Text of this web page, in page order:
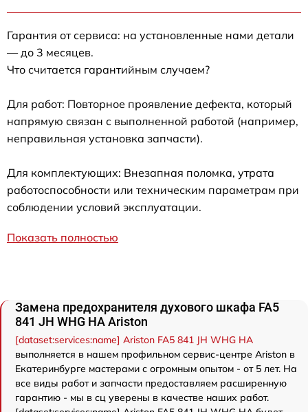
Гарантия от сервиса: на установленные нами детали
— до 3 месяцев.
Что считается гарантийным случаем?
Для работ: Повторное проявление дефекта, который
напрямую связан с выполненной работой (например,
неправильная установка запчасти).
Для комплектующих: Внезапная поломка, утрата
работоспособности или техническим параметрам при
соблюдении условий эксплуатации.
Показать полностью
Замена предохранителя духового шкафа FA5
841 JH WHG HA Ariston
[dataset:services:name] Ariston FA5 841 JH WHG HA
выполняется в нашем профильном сервис-центре Ariston в
Екатеринбурге мастерами с огромным опытом - от 5 лет. На
все виды работ и запчасти предоставляем расширенную
гарантию - мы в сц уверены в качестве наших работ.